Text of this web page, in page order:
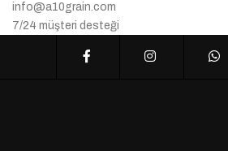
info@a10grain.com
7/24 müşteri desteği